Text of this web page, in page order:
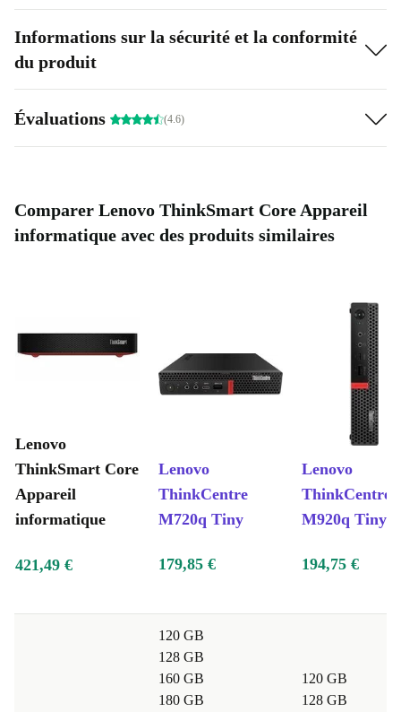
Informations sur la sécurité et la conformité
du produit
Évaluations (4.6)
Comparer Lenovo ThinkSmart Core Appareil
informatique avec des produits similaires
Lenovo
ThinkSmart Core
Appareil
informatique
Lenovo
ThinkCentre
M720q Tiny
Lenovo
ThinkCentre
M920q Tiny
421,49 € 179,85 € 194,75 €
120 GB
128 GB
160 GB
180 GB
120 GB
128 GB